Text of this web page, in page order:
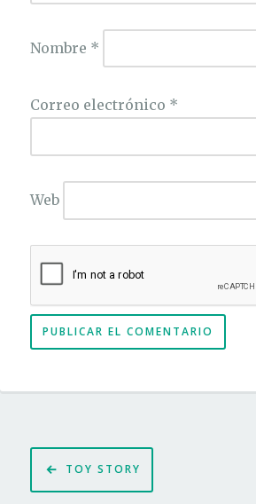
Nombre *
Correo electrónico *
Web
Navegación
de
TOY STORY